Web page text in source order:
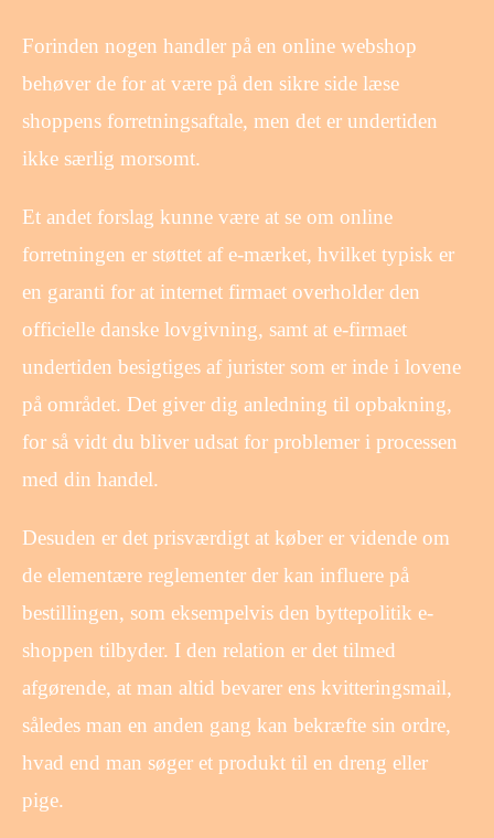
Forinden nogen handler på en online webshop
behøver de for at være på den sikre side læse
shoppens forretningsaftale, men det er undertiden
ikke særlig morsomt.
Et andet forslag kunne være at se om online
forretningen er støttet af e-mærket, hvilket typisk er
en garanti for at internet firmaet overholder den
officielle danske lovgivning, samt at e-firmaet
undertiden besigtiges af jurister som er inde i lovene
på området. Det giver dig anledning til opbakning,
for så vidt du bliver udsat for problemer i processen
med din handel.
Desuden er det prisværdigt at køber er vidende om
de elementære reglementer der kan influere på
bestillingen, som eksempelvis den byttepolitik e-
shoppen tilbyder. I den relation er det tilmed
afgørende, at man altid bevarer ens kvitteringsmail,
således man en anden gang kan bekræfte sin ordre,
hvad end man søger et produkt til en dreng eller
pige.